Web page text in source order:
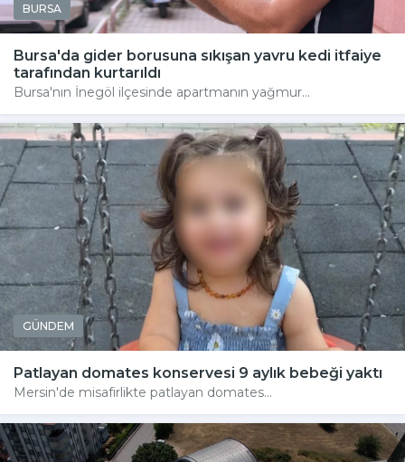
BURSA
Bursa'da gider borusuna sıkışan yavru kedi itfaiye
tarafından kurtarıldı
Bursa'nın İnegöl ilçesinde apartmanın yağmur...
GÜNDEM
Patlayan domates konservesi 9 aylık bebeği yaktı
Mersin'de misafirlikte patlayan domates...